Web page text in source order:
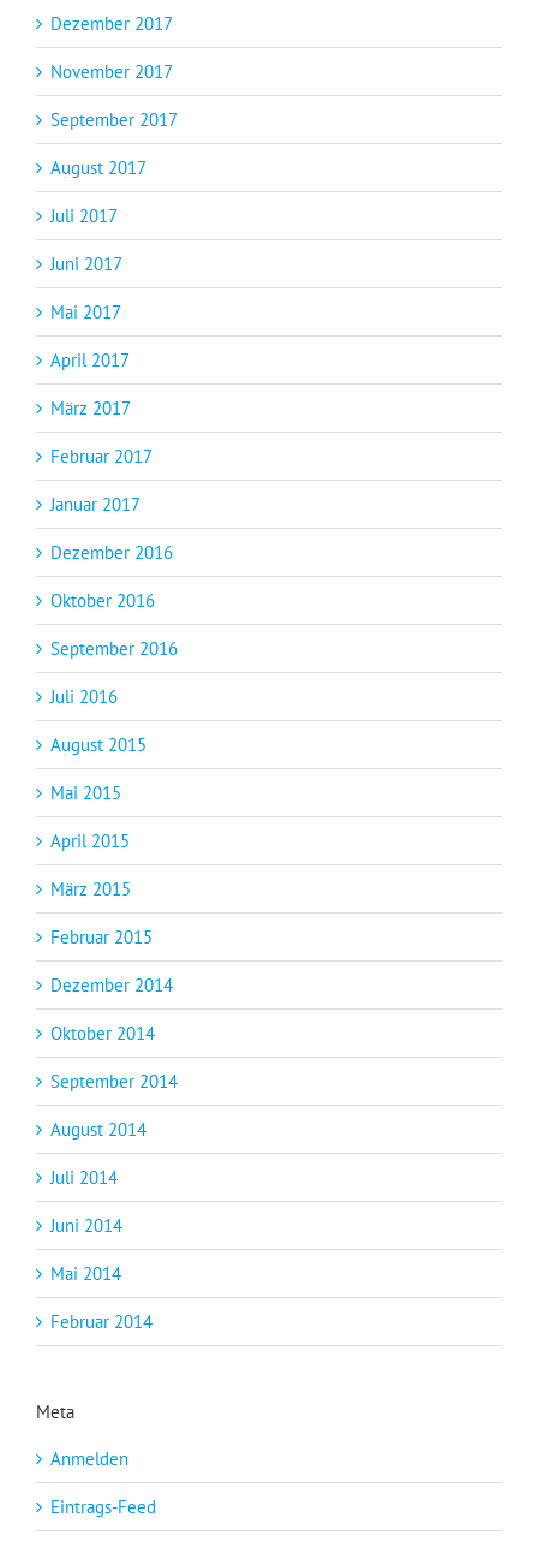
Dezember 2017
November 2017
September 2017
August 2017
Juli 2017
Juni 2017
Mai 2017
April 2017
März 2017
Februar 2017
Januar 2017
Dezember 2016
Oktober 2016
September 2016
Juli 2016
August 2015
Mai 2015
April 2015
März 2015
Februar 2015
Dezember 2014
Oktober 2014
September 2014
August 2014
Juli 2014
Juni 2014
Mai 2014
Februar 2014
Meta
Anmelden
Eintrags-Feed